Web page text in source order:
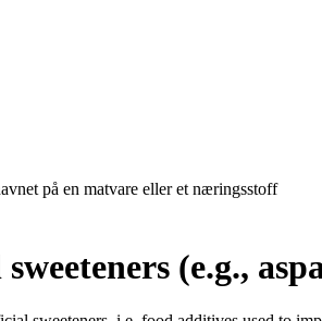
på en matvare eller et næringsstoff
(e.g.,